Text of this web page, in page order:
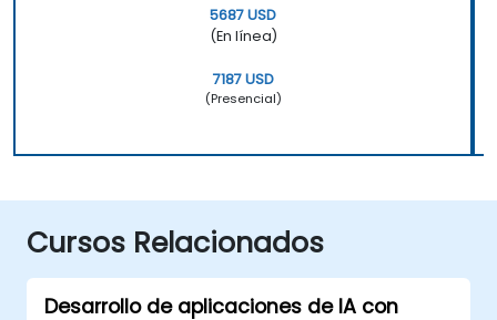
5687 USD
(En línea)
7187 USD
(Presencial)
Cursos Relacionados
Desarrollo de aplicaciones de IA con